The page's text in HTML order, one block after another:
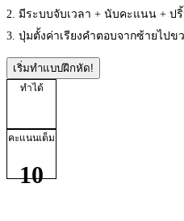
2. มีระบบจับเวลา + นับคะแนน + ป
3. ปุ่มตั้งค่าเรียงคำตอบจากซ้ายไป
เริ่มทำแบบฝึกหัด!
ทำได้
คะแนนเต็ม
10